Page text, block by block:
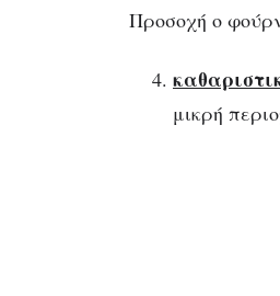
Προσοχή ο
μικρή